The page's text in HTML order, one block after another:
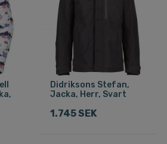
Didriksons Stefan,
Jacka, Herr, Svart
1.745 SEK